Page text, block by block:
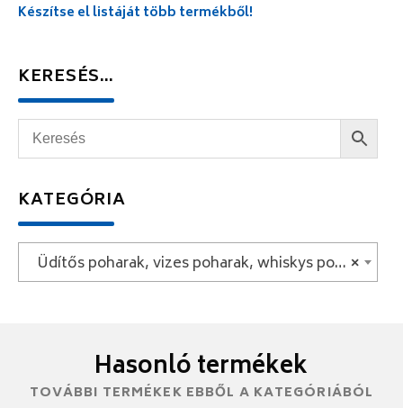
Készítse el listáját több termékből!
KERESÉS…
KATEGÓRIA
×
Üdítős poharak, vizes poharak, whiskys poharak
Hasonló termékek
TOVÁBBI TERMÉKEK EBBŐL A KATEGÓRIÁBÓL